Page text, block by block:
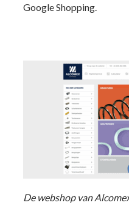
Google Shopping.
De webshop van